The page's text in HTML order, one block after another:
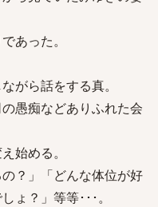
あった。
がら話をする真。
愚痴などありふれた会
始める。
？」「どんな体位が好
ょ？」等等･･･。